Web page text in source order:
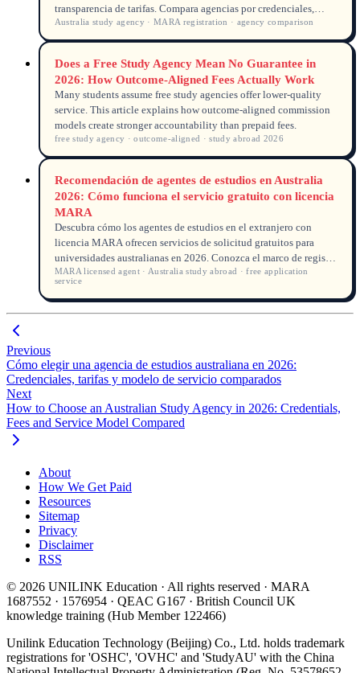
transparencia de tarifas. Compara agencias por credenciales,
alineación de resultados y datos reales de casos.
Australia study agency · MARA registration · agency comparison
Does a Free Study Agency Mean No Guarantee in
2026: How Outcome-Aligned Fees Actually Work
Many students assume free study agencies offer lower-quality
service. This article explains how outcome-aligned commission
models create stronger accountability than prepaid fees.
free study agency · outcome-aligned · study abroad 2026
Recomendación de agentes de estudios en Australia
2026: Cómo funciona el servicio gratuito con licencia
MARA
Descubra cómo los agentes de estudios en el extranjero con
licencia MARA ofrecen servicios de solicitud gratuitos para
universidades australianas en 2026. Conozca el marco de registro
MARA, cómo se financian los servicios gratuitos de los agentes
educativo confiable.
MARA licensed agent · Australia study abroad · free application
service
Previous
Cómo elegir una agencia de estudios australiana en 2026:
Credenciales, tarifas y modelo de servicio comparados
Next
How to Choose an Australian Study Agency in 2026: Credentials,
Fees and Service Model Compared
About
How We Get Paid
Resources
Sitemap
Privacy
Disclaimer
RSS
© 2026 UNILINK Education · All rights reserved · MARA
1687552 · 1576954 · QEAC G167 · British Council UK
knowledge training (Hub Member 122466)
Unilink Education Technology (Beijing) Co., Ltd. holds trademark
registrations for 'OSHC', 'OVHC' and 'StudyAU' with the China